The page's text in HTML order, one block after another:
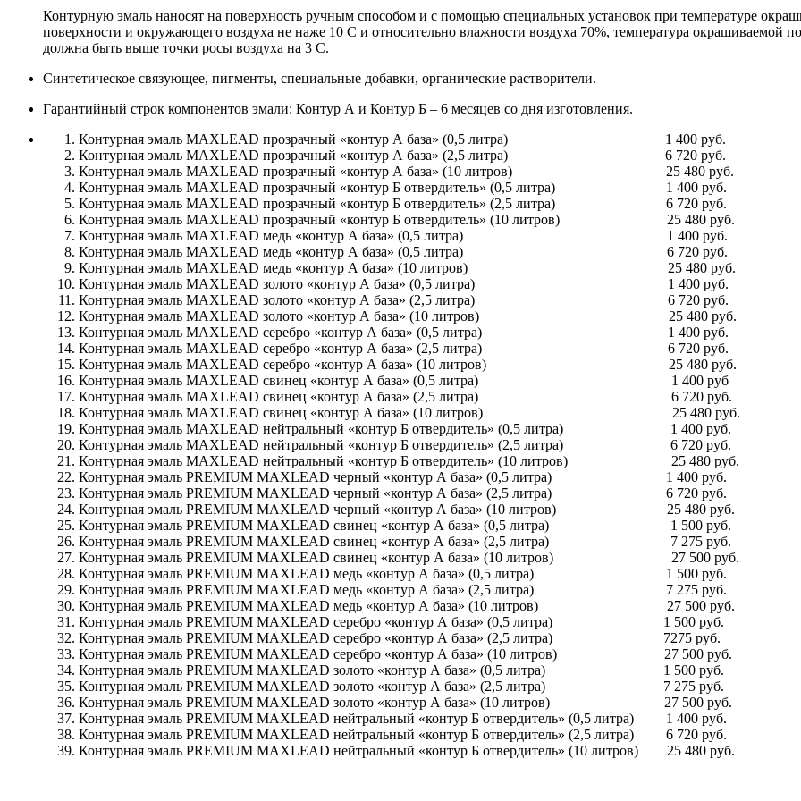
Контурную эмаль наносят на поверхность ручным способом и с помощью специальных установок при температуре
поверхности и окружающего воздуха не наже 10 С и относительно влажности воздуха 70%, температура окрашиваемой
должна быть выше точки росы воздуха на 3 С.
Синтетическое связующее, пигменты, специальные добавки, органические растворители.
Гарантийный строк компонентов эмали: Контур А и Контур Б – 6 месяцев со дня изготовления.
Контурная эмаль MAXLEAD прозрачный «контур А база» (0,5 литра) 1 400 руб.
Контурная эмаль MAXLEAD прозрачный «контур А база» (2,5 литра) 6 720 руб.
Контурная эмаль MAXLEAD прозрачный «контур А база» (10 литров) 25 480 руб.
Контурная эмаль MAXLEAD прозрачный «контур Б отвердитель» (0,5 литра) 1 400 руб.
Контурная эмаль MAXLEAD прозрачный «контур Б отвердитель» (2,5 литра) 6 720 руб.
Контурная эмаль MAXLEAD прозрачный «контур Б отвердитель» (10 литров) 25 480 руб.
Контурная эмаль MAXLEAD медь «контур А база» (0,5 литра) 1 400 руб.
Контурная эмаль MAXLEAD медь «контур А база» (0,5 литра) 6 720 руб.
Контурная эмаль MAXLEAD медь «контур А база» (10 литров) 25 480 руб.
Контурная эмаль MAXLEAD золото «контур А база» (0,5 литра) 1 400 руб.
Контурная эмаль MAXLEAD золото «контур А база» (2,5 литра) 6 720 руб.
Контурная эмаль MAXLEAD золото «контур А база» (10 литров) 25 480 руб.
Контурная эмаль MAXLEAD серебро «контур А база» (0,5 литра) 1 400 руб.
Контурная эмаль MAXLEAD серебро «контур А база» (2,5 литра) 6 720 руб.
Контурная эмаль MAXLEAD серебро «контур А база» (10 литров) 25 480 руб.
Контурная эмаль MAXLEAD свинец «контур А база» (0,5 литра) 1 400 руб
Контурная эмаль MAXLEAD свинец «контур А база» (2,5 литра) 6 720 руб.
Контурная эмаль MAXLEAD свинец «контур А база» (10 литров) 25 480 руб.
Контурная эмаль MAXLEAD нейтральный «контур Б отвердитель» (0,5 литра) 1 400 руб.
Контурная эмаль MAXLEAD нейтральный «контур Б отвердитель» (2,5 литра) 6 720 руб.
Контурная эмаль MAXLEAD нейтральный «контур Б отвердитель» (10 литров) 25 480 руб.
Контурная эмаль PREMIUM MAXLEAD черный «контур А база» (0,5 литра) 1 400 руб.
Контурная эмаль PREMIUM MAXLEAD черный «контур А база» (2,5 литра) 6 720 руб.
Контурная эмаль PREMIUM MAXLEAD черный «контур А база» (10 литров) 25 480 руб.
Контурная эмаль PREMIUM MAXLEAD свинец «контур А база» (0,5 литра) 1 500 руб.
Контурная эмаль PREMIUM MAXLEAD свинец «контур А база» (2,5 литра) 7 275 руб.
Контурная эмаль PREMIUM MAXLEAD свинец «контур А база» (10 литров) 27 500 руб.
Контурная эмаль PREMIUM MAXLEAD медь «контур А база» (0,5 литра) 1 500 руб.
Контурная эмаль PREMIUM MAXLEAD медь «контур А база» (2,5 литра) 7 275 руб.
Контурная эмаль PREMIUM MAXLEAD медь «контур А база» (10 литров) 27 500 руб.
Контурная эмаль PREMIUM MAXLEAD серебро «контур А база» (0,5 литра) 1 500 руб.
Контурная эмаль PREMIUM MAXLEAD серебро «контур А база» (2,5 литра) 7275 руб.
Контурная эмаль PREMIUM MAXLEAD серебро «контур А база» (10 литров) 27 500 руб.
Контурная эмаль PREMIUM MAXLEAD золото «контур А база» (0,5 литра) 1 500 руб.
Контурная эмаль PREMIUM MAXLEAD золото «контур А база» (2,5 литра) 7 275 руб.
Контурная эмаль PREMIUM MAXLEAD золото «контур А база» (10 литров) 27 500 руб.
Контурная эмаль PREMIUM MAXLEAD нейтральный «контур Б отвердитель» (0,5 литра) 1 400 руб.
Контурная эмаль PREMIUM MAXLEAD нейтральный «контур Б отвердитель» (2,5 литра) 6 720 руб.
Контурная эмаль PREMIUM MAXLEAD нейтральный «контур Б отвердитель» (10 литров) 25 480 руб.